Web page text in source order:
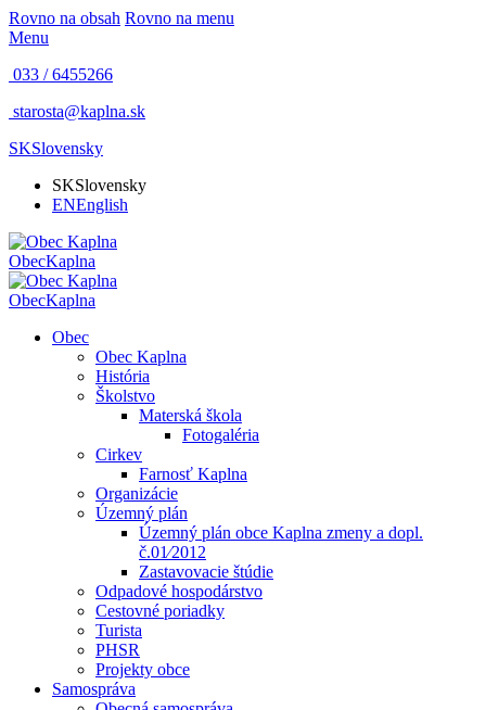
Rovno na obsah Rovno na menu
Menu
033 / 6455266
starosta@kaplna.sk
SKSlovensky
SKSlovensky
ENEnglish
ObecKaplna
ObecKaplna
Obec
Obec Kaplna
História
Školstvo
Materská škola
Fotogaléria
Cirkev
Farnosť Kaplna
Organizácie
Územný plán
Územný plán obce Kaplna zmeny a dopl.
č.01⁄2012
Zastavovacie štúdie
Odpadové hospodárstvo
Cestovné poriadky
Turista
PHSR
Projekty obce
Samospráva